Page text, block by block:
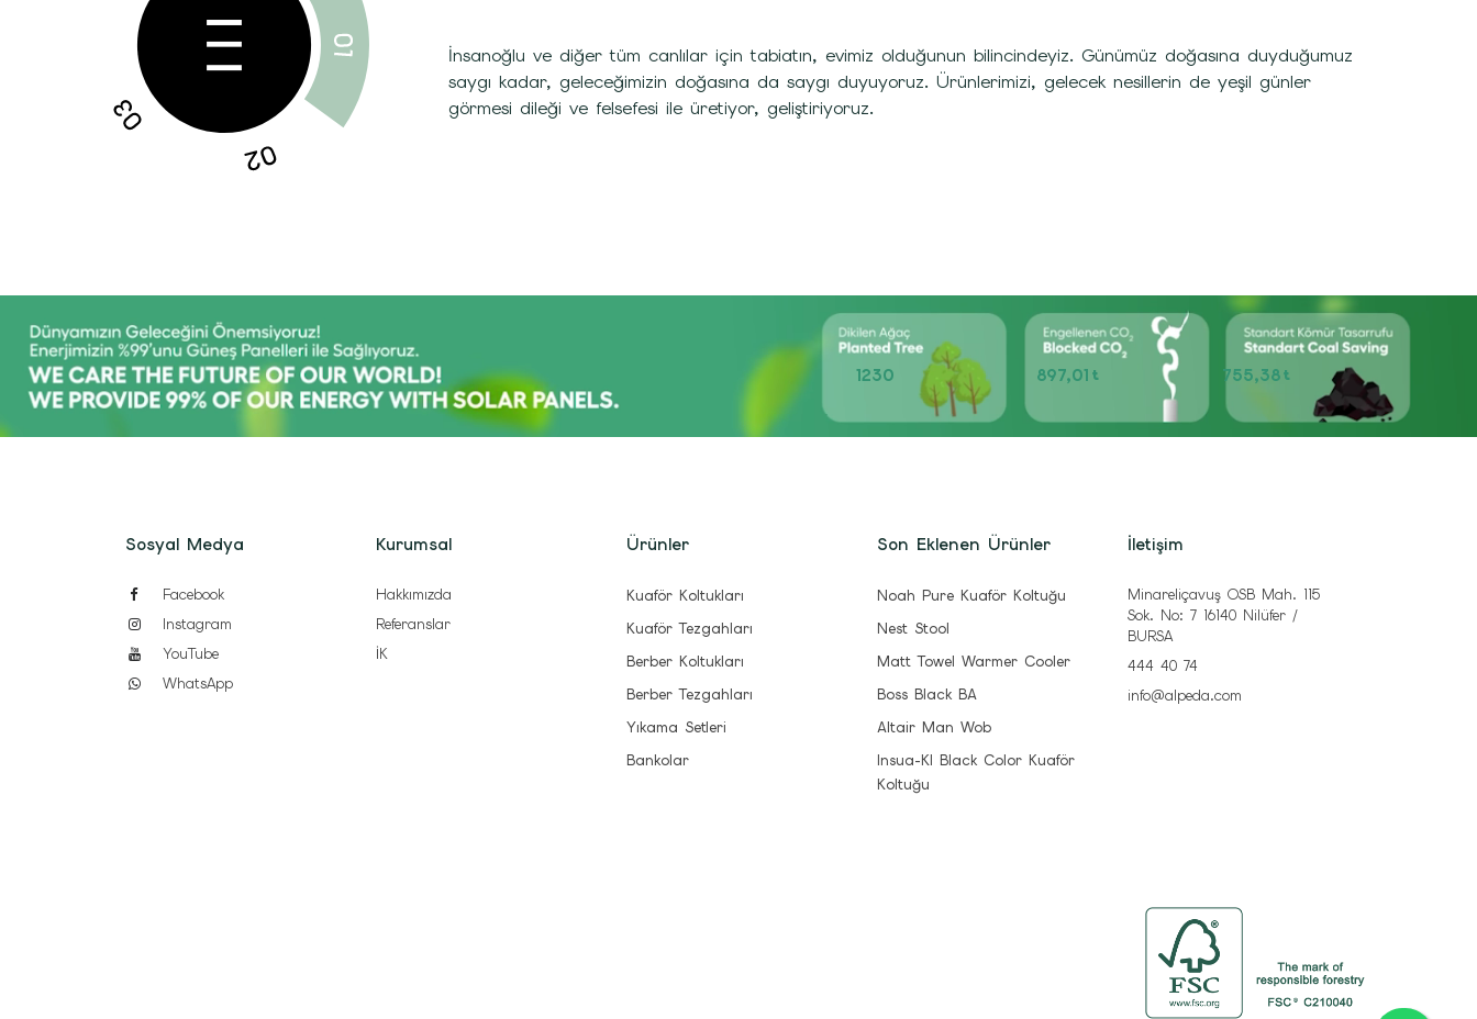
İnsanoğlu ve diğer tüm canlılar için tabiatın, evimiz olduğunun bilincindeyiz. Günümüz doğasına duyduğumuz
saygı kadar, geleceğimizin doğasına da saygı duyuyoruz. Ürünlerimizi, gelecek nesillerin de yeşil günler
görmesi dileği ve felsefesi ile üretiyor, geliştiriyoruz.
1230 897,01 t 755,38t
Sosyal Medya
Facebook
Instagram
YouTube
WhatsApp
Kurumsal
Hakkımızda
Referanslar
İK
Ürünler
Kuaför Koltukları
Kuaför Tezgahları
Berber Koltukları
Berber Tezgahları
Yıkama Setleri
Bankolar
Son Eklenen Ürünler
Noah Pure Kuaför Koltuğu
Nest Stool
Matt Towel Warmer Cooler
Boss Black BA
Altair Man Wob
Insua-Kl Black Color Kuaför
Koltuğu
İletişim
Minareliçavuş OSB Mah. 115
Sok. No: 7 16140 Nilüfer /
BURSA
444 40 74
info@alpeda.com